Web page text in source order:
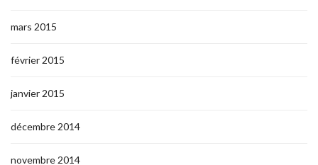
mars 2015
février 2015
janvier 2015
décembre 2014
novembre 2014